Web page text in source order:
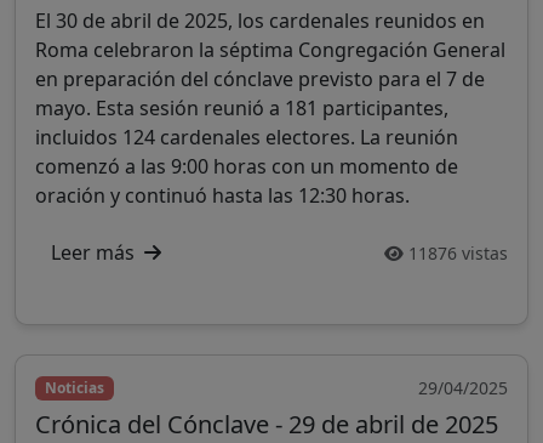
El 30 de abril de 2025, los cardenales reunidos en
Roma celebraron la séptima Congregación General
en preparación del cónclave previsto para el 7 de
mayo. Esta sesión reunió a 181 participantes,
incluidos 124 cardenales electores. La reunión
comenzó a las 9:00 horas con un momento de
oración y continuó hasta las 12:30 horas.
Leer más 11876 vistas
Noticias 29/04/2025
Crónica del Cónclave - 29 de abril de 2025